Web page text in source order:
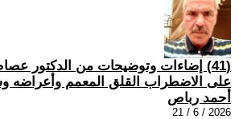
(41) إضاءات وتوضيحات من الدكتور
على الاضطراب القلق المعمم وأعراضه
أحمد رباص
2026 / 6 / 21